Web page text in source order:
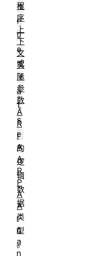
t
r
u
e
或
f
a
l
s
e
的
逻
辑
数
据
类
型
。
程
序
上
下
文
实
际
参
数
A
R
I
A
A
R
P
A
A
r
p
a
n